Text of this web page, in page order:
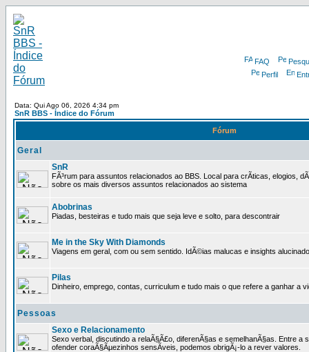
FAQ
Perfil
Data: Qui Ago 06, 2026 4:34 pm
SnR BBS - Índice do Fórum
Fórum
Geral
SnR
FÃ³rum para assuntos relacionados ao BBS. Local para crÃ­ticas, elogios,
sobre os mais diversos assuntos relacionados ao sistema
Abobrinas
Piadas, besteiras e tudo mais que seja leve e solto, para descontrair
Me in the Sky With Diamonds
Viagens em geral, com ou sem sentido. IdÃ©ias malucas e insights
Pilas
Dinheiro, emprego, contas, curriculum e tudo mais o que refere a ganhar a
Pessoas
Sexo e Relacionamento
Sexo verbal, discutindo a relaÃ§Ã£o, diferenÃ§as e semelhanÃ§as. Entre a
ofender coraÃ§Ãµezinhos sensÃ­veis, podemos obrigÃ¡-lo a rever valores.